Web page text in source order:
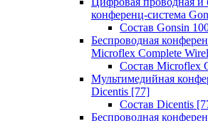
конференц-система
Состав Gonsin
Беспроводная
Microflex Complete
Состав Microflex
Мультимедийная
Dicentis [77]
Состав Dicentis
Беспроводная